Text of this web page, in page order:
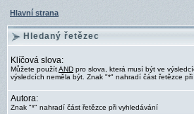
Hlavní strana
Hledaný řetězec
Klíčová slova:
Můžete použítAND pro slova, která musí být ve
výsledcích neměla být. Znak "*" nahradí část řetězce
Autora:
Znak "*" nahradí část řetězce při vyhledávání